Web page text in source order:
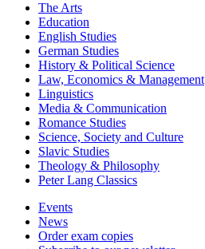
The Arts
Education
English Studies
German Studies
History & Political Science
Law, Economics & Management
Linguistics
Media & Communication
Romance Studies
Science, Society and Culture
Slavic Studies
Theology & Philosophy
Peter Lang Classics
Events
News
Order exam copies